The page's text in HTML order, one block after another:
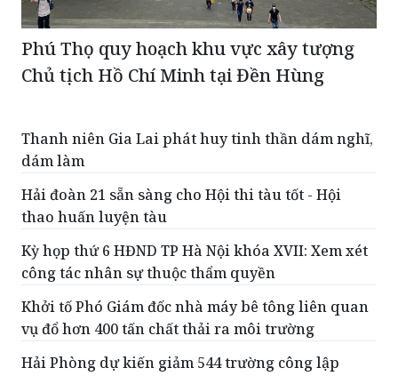
Phú Thọ quy hoạch khu vực xây tượng
Chủ tịch Hồ Chí Minh tại Đền Hùng
Thanh niên Gia Lai phát huy tinh thần dám nghĩ,
dám làm
Hải đoàn 21 sẵn sàng cho Hội thi tàu tốt - Hội
thao huấn luyện tàu
Kỳ họp thứ 6 HĐND TP Hà Nội khóa XVII: Xem xét
công tác nhân sự thuộc thẩm quyền
Khởi tố Phó Giám đốc nhà máy bê tông liên quan
vụ đổ hơn 400 tấn chất thải ra môi trường
Hải Phòng dự kiến giảm 544 trường công lập